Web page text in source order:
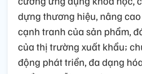
dựng thương hiệu, nâng
cạnh tranh của sản phẩm,
của thị trường xuất khẩu;
động phát triển, đa dạng